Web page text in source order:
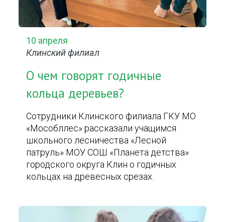
10 апреля
Клинский филиал
О чем говорят годичные
кольца деревьев?
Сотрудники Клинского филиала ГКУ МО
«Мособллес» рассказали учащимся
школьного лесничества «Лесной
патруль» МОУ СОШ «Планета детства»
городского округа Клин о годичных
кольцах на древесных срезах.